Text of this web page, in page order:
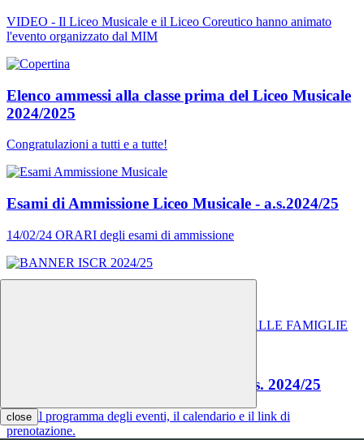
close
VIDEO - Il Liceo Musicale e il Liceo Coreutico hanno animato
l'evento organizzato dal MIM
Elenco ammessi alla classe prima del Liceo Musicale
2024/2025
Congratulazioni a tutti e a tutte!
Esami di Ammissione Liceo Musicale - a.s.2024/25
14/02/24 ORARI degli esami di ammissione
SERVIZIO DI ASSISTENZA E SUPPORTO ALLE FAMIGLIE
ORIENTAMENTO IN ENTRATA a.s. 2024/25
Ecco il programma degli eventi, il calendario e il link di
prenotazione.